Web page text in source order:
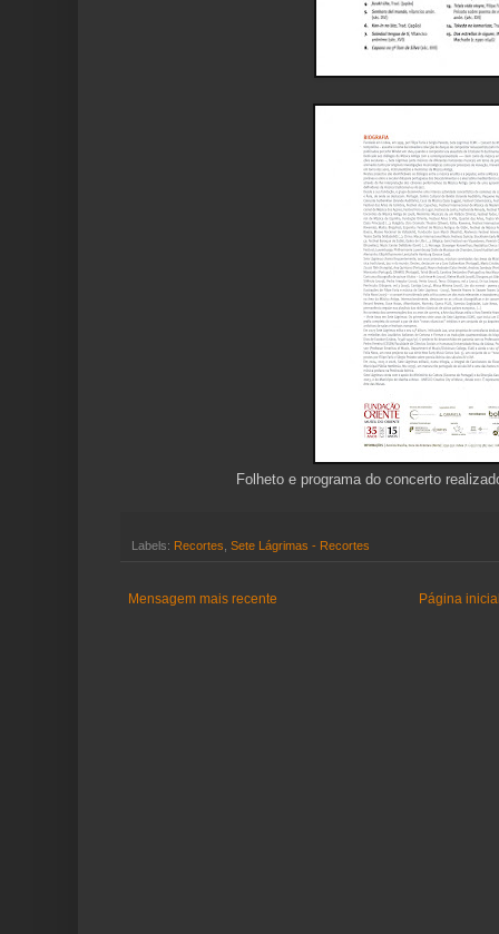
Folheto e programa do concerto
Labels: Recortes Sete Lágrimas - Recortes
Mensagem mais recente Página